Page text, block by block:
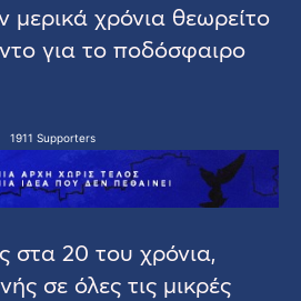
μερικά χρόνια θεωρείτο
για το ποδόσφαιρο
1911 Supporters
στα 20 του χρόνια,
σε όλες τις μικρές